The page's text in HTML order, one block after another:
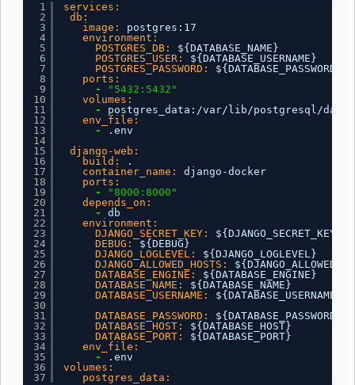
1
2
3
4
5
6
7
8
9
10
11
12
13
14
15
16
17
18
19
20
21
22
23
24
25
26
27
28
29
30
31
32
33
34
35
36
37
services:
db:
image:
postgres : 17
environment:
POSTGRES_DB:
${ DATABASE_NAME }
POSTGRES_USER:
${ DATABASE_USERNAME }
POSTGRES_PASSWORD:
${ DATABASE_PASSWORD
ports:
-
"5432:5432"
volumes:
-
postgres_data : /var/lib/postgresql/data
env_file:
-
.env
django-web:
build:
.
container_name:
django-docker
ports:
-
"8000:8000"
depends_on:
-
db
environment:
DJANGO_SECRET_KEY:
${ DJANGO_SECRET_KEY
DEBUG:
${ DEBUG }
DJANGO_LOGLEVEL:
${ DJANGO_LOGLEVEL}
DJANGO_ALLOWED_HOSTS:
${
DATABASE_ENGINE:
${ DATABASE_ENGINE }
DATABASE_NAME:
${ DATABASE_NAME }
DATABASE_USERNAME:
${ DATABASE_USERNAME
DATABASE_PASSWORD:
${ DATABASE_PASSWORD
DATABASE_HOST:
${ DATABASE_HOST}
DATABASE_PORT:
${ DATABASE_PORT}
env_file:
-
.env
volumes:
postgres_data: